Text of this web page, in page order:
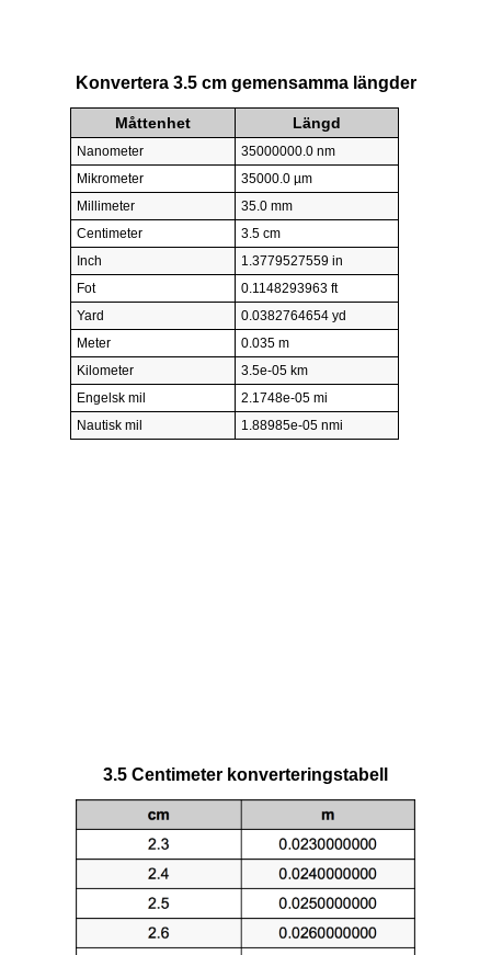
Konvertera 3.5 cm gemensamma längder
Måttenhet Längd
Nanometer
35000000.0 nm
Mikrometer
35000.0 µm
Millimeter
35.0 mm
Centimeter
3.5 cm
Inch
1.3779527559 in
Fot
0.1148293963 ft
Yard
0.0382764654 yd
Meter
0.035 m
Kilometer
3.5e-05 km
Engelsk mil
2.1748e-05 mi
Nautisk mil
1.88985e-05 nmi
3.5 Centimeter konverteringstabell